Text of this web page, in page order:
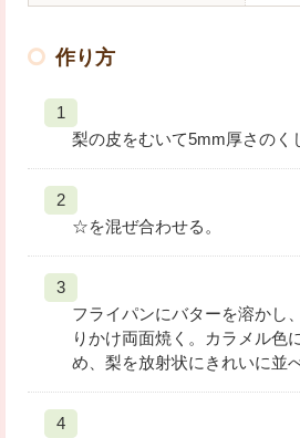
作り方
梨の皮をむいて5mm厚さのく
☆を混ぜ合わせる。
フライパンにバターを溶かし
りかけ両面焼く。カラメル色
め、梨を放射状にきれいに並べ